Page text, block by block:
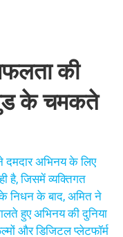
की
के चमकते
दमदार अभिनय के लिए
है, जिसमें व्यक्तिगत
के निधन के बाद, अमित ने
हुए अभिनय की दुनिया
और डिजिटल प्लेटफॉर्म